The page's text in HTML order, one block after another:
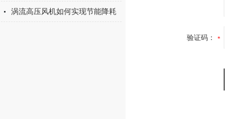
涡流高压风机如何实现节能降耗
验证码：